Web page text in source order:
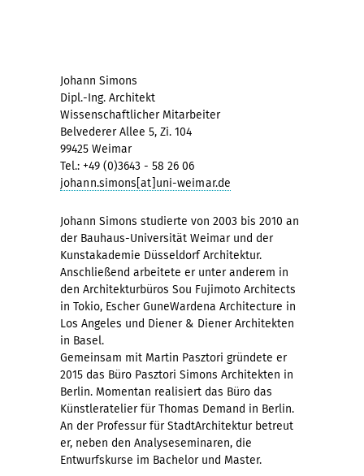
Johann Simons
Dipl.-Ing. Architekt
Wissenschaftlicher Mitarbeiter
Belvederer Allee 5, Zi. 104
99425 Weimar
Tel.: +49 (0)3643 - 58 26 06
johann.simons[at]uni-weimar.de
Johann Simons studierte von 2003 bis 2010 an
der Bauhaus-Universität Weimar und der
Kunstakademie Düsseldorf Architektur.
Anschließend arbeitete er unter anderem in
den Architekturbüros Sou Fujimoto Architects
in Tokio, Escher GuneWardena Architecture in
Los Angeles und Diener & Diener Architekten
in Basel.
Gemeinsam mit Martin Pasztori gründete er
2015 das Büro Pasztori Simons Architekten in
Berlin. Momentan realisiert das Büro das
Künstleratelier für Thomas Demand in Berlin.
An der Professur für StadtArchitektur betreut
er, neben den Analyseseminaren, die
Entwurfskurse im Bachelor und Master.